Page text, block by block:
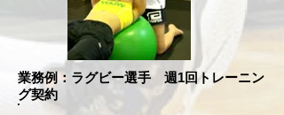
業務例：ラグビー選手 週1回トレーニン
グ契約